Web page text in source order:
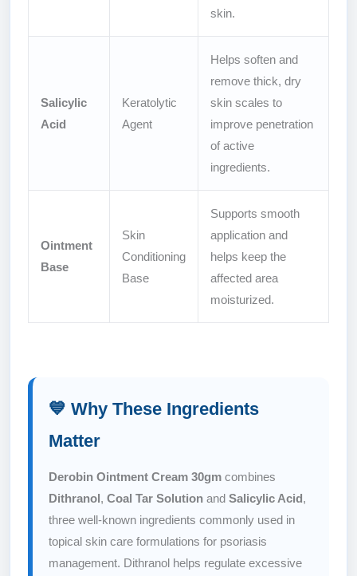
skin.
Salicylic
Acid
Keratolytic
Agent
Helps soften and
remove thick, dry
skin scales to
improve penetration
of active
ingredients.
Ointment
Base
Skin
Conditioning
Base
Supports smooth
application and
helps keep the
affected area
moisturized.
💙 Why These Ingredients
Matter
Derobin Ointment Cream 30gm combines
Dithranol , Coal Tar Solution and Salicylic Acid ,
three well-known ingredients commonly used in
topical skin care formulations for psoriasis
management. Dithranol helps regulate excessive